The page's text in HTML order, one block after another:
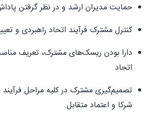
حمایت مدیران ارشد و در نظر گرفتن
کنترل مشترک فرآیند اتحاد راهبردی و
دارا بودن ریسک‌های مشترک، تعریف
اتحاد
تصمیم‌گیری مشترک در کلیه مراحل
شرکا و اعتماد متقابل.